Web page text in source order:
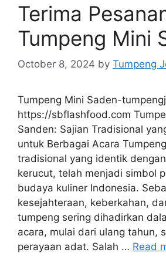
Terima
Tumpeng Mini
October 8, 2024 by Tumpeng
Tumpeng Mini Saden-
https://sbflashfood.com
Sanden: Sajian Tradisional
untuk Berbagai Acara
tradisional yang identik
kerucut, telah menjadi simbol
budaya kuliner Indonesia.
kesejahteraan, keberkahan,
tumpeng sering dihadirkan
acara, mulai dari ulang tahun,
perayaan adat. Salah … Read